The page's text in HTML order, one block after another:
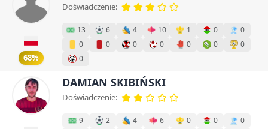
68%
Doświadczenie:
13 6 4 10 1 0
0
0
0 0 0 0 0
0
0
DAMIAN SKIBIŃSKI
Doświadczenie:
9 2 4 6 0 0
0